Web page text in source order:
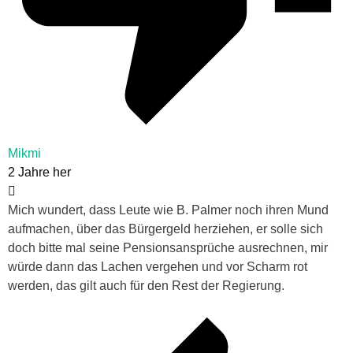
Mikmi
2 Jahre her
Mich wundert, dass Leute wie B. Palmer noch ihren Mund
aufmachen, über das Bürgergeld herziehen, er solle sich
doch bitte mal seine Pensionsansprüche ausrechnen, mir
würde dann das Lachen vergehen und vor Scharm rot
werden, das gilt auch für den Rest der Regierung.